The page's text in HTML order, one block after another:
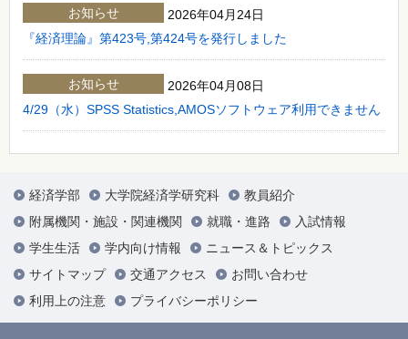
お知らせ
2026年04月24日
『経済理論』第423号,第424号を発行しました
お知らせ
2026年04月08日
4/29（水）SPSS Statistics,AMOSソフトウェア利用できません
経済学部 大学院経済学研究科
教員紹介
附属機関・施設・関連機関
就職・進路
入試情報
学生生活
学内向け情報
ニュース＆トピックス
サイトマップ
交通アクセス
お問い合わせ
利用上の注意
プライバシーポリシー